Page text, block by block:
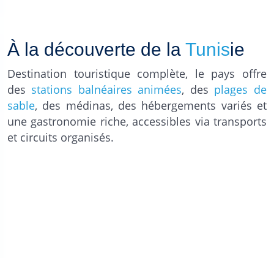
À la découverte de la Tunisie
Destination touristique complète, le pays offre
des stations balnéaires animées, des plages de
sable, des médinas, des hébergements variés et
une gastronomie riche, accessibles via transports
et circuits organisés.